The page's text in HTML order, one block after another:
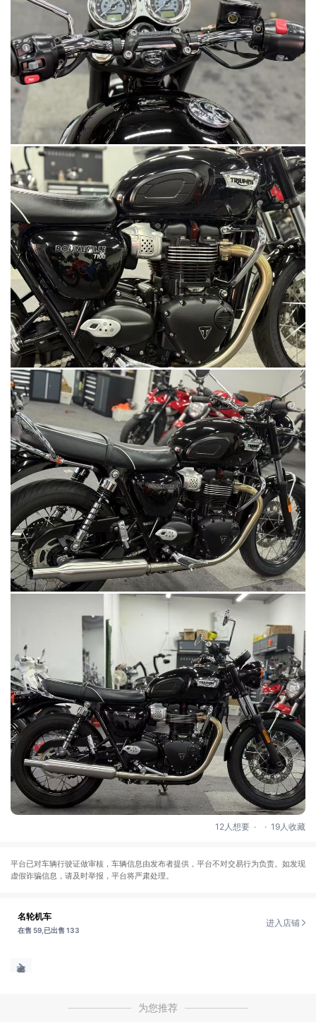
12人想要 . . 19人收藏
平台已对车辆行驶证做审核，车辆信息由发布者提供，平台不对交易行为负责。如发现
虚假诈骗信息，请及时举报，平台将严肃处理。
名轮机车
在售 59, 已出售 133
进入店铺
为您推荐